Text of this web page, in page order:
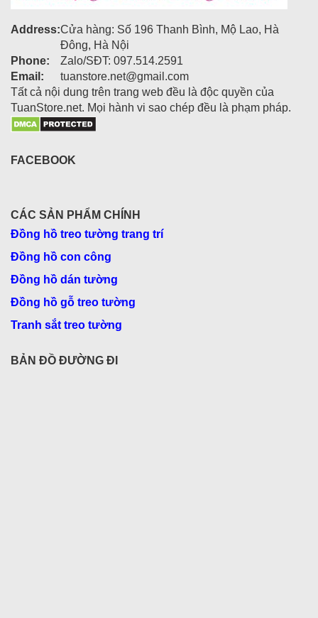
Address:Cửa hàng: Số 196 Thanh Bình, Mộ Lao, Hà
Đông, Hà Nội
Phone:
Zalo/SĐT: 097.514.2591
Email:
tuanstore.net@gmail.com
Tất cả nội dung trên trang web đều là độc quyền của
TuanStore.net. Mọi hành vi sao chép đều là phạm pháp.
FACEBOOK
CÁC SẢN PHẨM CHÍNH
Đồng hồ treo tường trang trí
Đồng hồ con công
Đồng hồ dán tường
Đồng hồ gỗ treo tường
Tranh sắt treo tường
BẢN ĐỒ ĐƯỜNG ĐI